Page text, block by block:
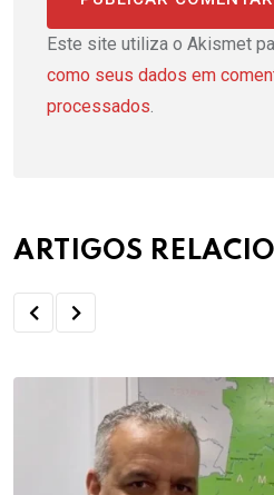
Este site utiliza o Akismet
como seus dados em
processados.
ARTIGOS